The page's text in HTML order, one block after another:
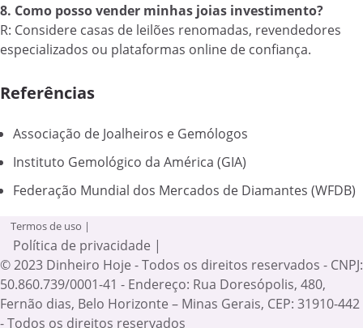
8. Como posso vender minhas joias investimento?
R: Considere casas de leilões renomadas, revendedores
especializados ou plataformas online de confiança.
Referências
Associação de Joalheiros e Gemólogos
Instituto Gemológico da América (GIA)
Federação Mundial dos Mercados de Diamantes (WFDB)
Termos de uso |
Política de privacidade |
© 2023 Dinheiro Hoje - Todos os direitos reservados - CNPJ:
50.860.739/0001-41 - Endereço: Rua Doresópolis, 480,
Fernão dias, Belo Horizonte – Minas Gerais, CEP: 31910-442
- Todos os direitos reservados